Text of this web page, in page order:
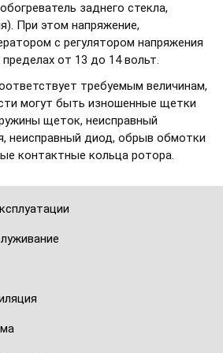
заднего стекла,
При этом напряжение,
с регулятором напряжения
от 13 до 14 вольт.
требуемым величинам,
могут быть изношенные щетки
щеток, неисправный
неисправный диод, обрыв обмотки
контактные кольца ротора.